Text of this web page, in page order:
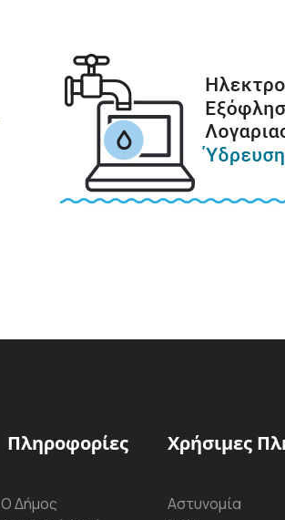
Πληροφορίες
Ο Δήμος
Χρήσιμες
Αστυνομία